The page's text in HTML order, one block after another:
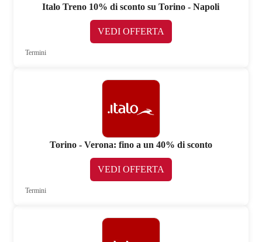
Italo Treno 10% di sconto su Torino - Napoli
VEDI OFFERTA
Termini
Torino - Verona: fino a un 40% di sconto
VEDI OFFERTA
Termini